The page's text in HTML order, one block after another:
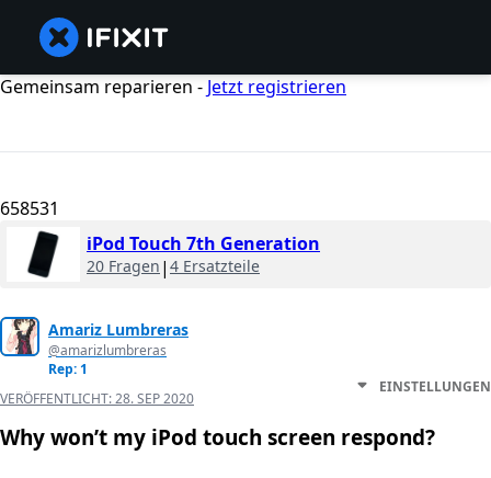
Gemeinsam reparieren - Jetzt registrieren
658531
iPod Touch 7th Generation
20 Fragen | 4 Ersatzteile
Amariz Lumbreras
@amarizlumbreras
Rep: 1
VERÖFFENTLICHT:28. SEP 2020
EINSTELLUNGEN
Why won’t my iPod touch screen respond?